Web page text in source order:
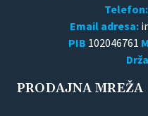
Telefon:
Email adresa:
PIB 102046761
PRODAJNA MREŽA